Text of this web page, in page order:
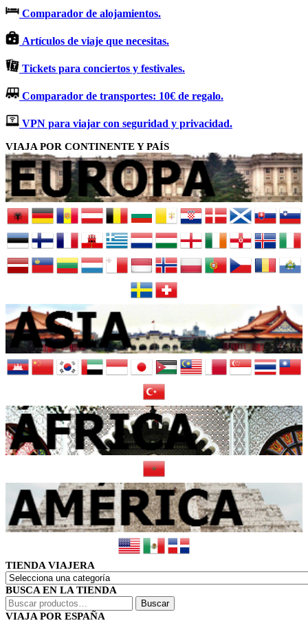
Comparador de alojamientos.
Artículos de viaje que necesitas.
Tickets para conciertos y festivales.
Comparador de transportes: 10€ de regalo.
VPN para viajar con seguridad y privacidad.
VIAJA POR CONTINENTE Y PAÍS
TIENDA VIAJERA
BUSCA EN LA TIENDA
Buscar
por:
Buscar
VIAJA POR ESPAÑA